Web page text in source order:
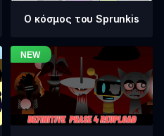
Ο κόσμος του Sprunkis